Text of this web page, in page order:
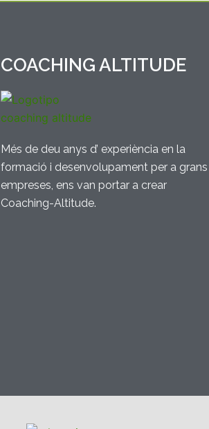
COACHING ALTITUDE
Més de deu anys d’ experiència en la
formació i desenvolupament per a grans
empreses, ens van portar a crear
Coaching-Altitude.